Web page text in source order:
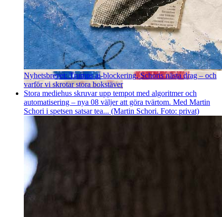
Nyhetsbrevet: Trumps ai-blockering, Schoris nästa drag – och
varför vi skrotar stora bokstäver
Stora mediehus skruvar upp tempot med algoritmer och
automatisering – nya 08 väljer att göra tvärtom. Med Martin
Schori i spetsen satsar tea... (Martin Schori. Foto: privat)